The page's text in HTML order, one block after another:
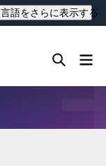
言語をさらに表示する